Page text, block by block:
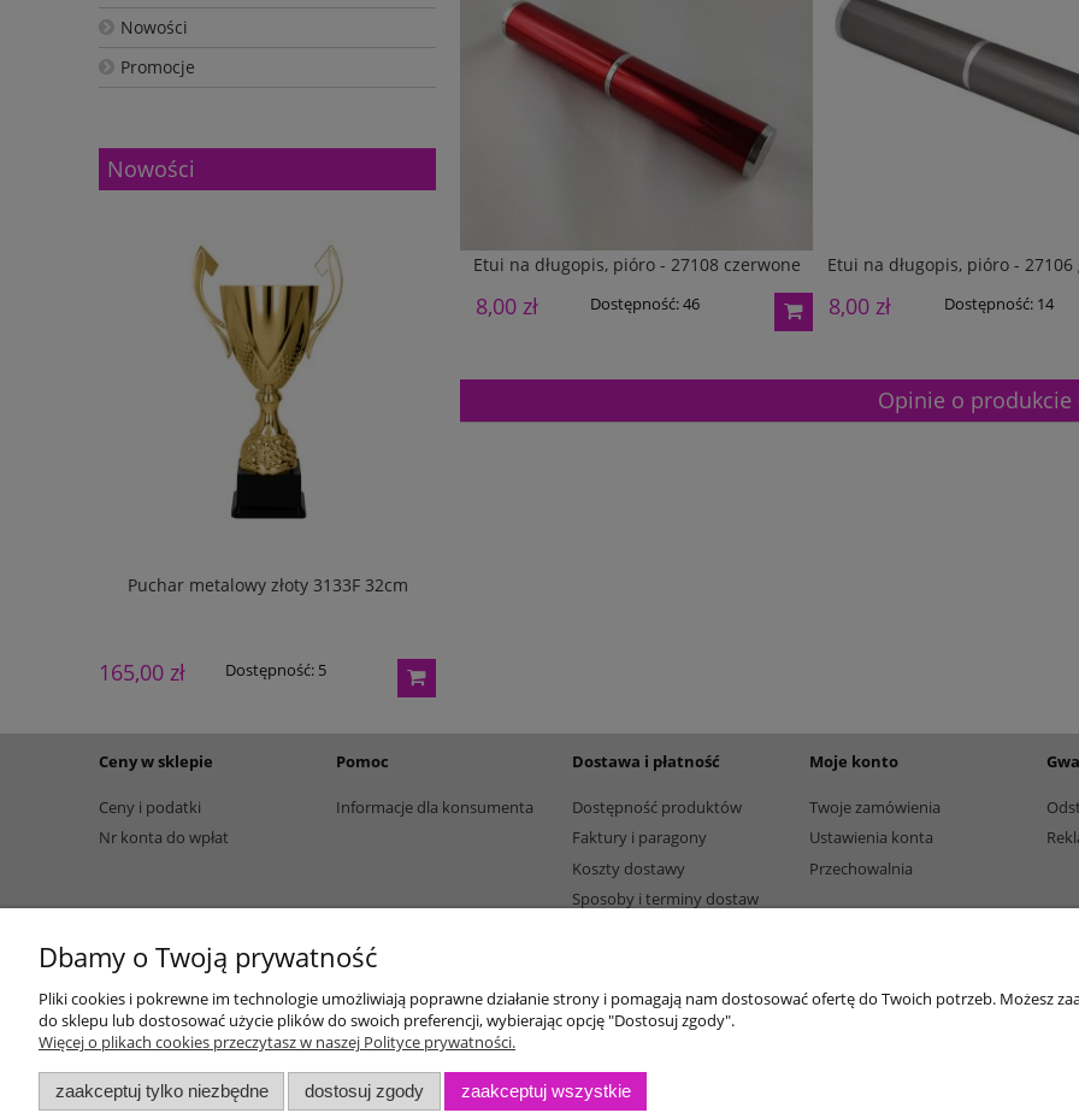
Nowości
Promocje
Nowości
Puchar metalowy złoty 3133F 32cm
165,00 zł Dostępność: 5
Etui na długopis, pióro - 27108 czerwone
8,00 zł Dostępność:46
Etui na długopis, pióro -
8,00 zł Dostępność: 14
Opinie o produkcie
Ceny w sklepie
Ceny i podatki
Nr konta do wpłat
Pomoc
Informacje dla konsumenta
Dostawa i płatność
Dostępność produktów
Faktury i paragony
Koszty dostawy
Sposoby i terminy dostaw
Moje konto
Twoje zamówienia
Ustawienia konta
Przechowalnia
Dbamy o Twoją prywatność
Pliki cookies i pokrewne im technologie umożliwiają poprawne działanie strony i pomagają nam dostosować ofertę do Twoich potrzeb. Możesz
do sklepu lub dostosować użycie plików do swoich preferencji, wybierając opcję "Dostosuj zgody".
Więcej o plikach cookies przeczytasz w naszej Polityce prywatności.
zaakceptuj tylko niezbędne dostosuj zgody zaakceptuj wszystkie